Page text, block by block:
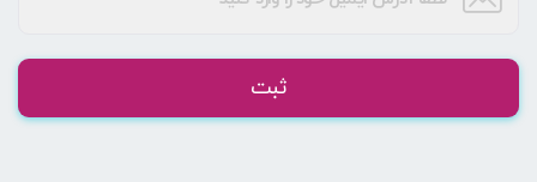
ثبت